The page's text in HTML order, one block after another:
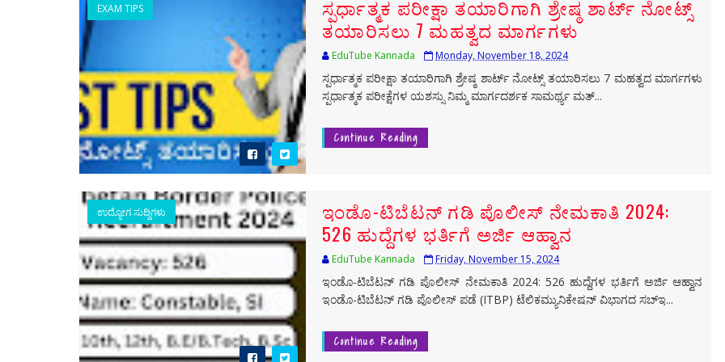
EXAM TIPS
ಸ್ಪರ್ಧಾತ್ಮಕ ಪರೀಕ್ಷಾ ತಯಾರಿಗಾಗಿ ಶ್ರೇಷ್ಠ ಶಾರ್ಟ್ ನೋಟ್ಸ್
ತಯಾರಿಸಲು 7 ಮಹತ್ವದ ಮಾರ್ಗಗಳು
EduTube Kannada Monday, November 18, 2024
ಸ್ಪರ್ಧಾತ್ಮಕ ಪರೀಕ್ಷಾ ತಯಾರಿಗಾಗಿ ಶ್ರೇಷ್ಠ ಶಾರ್ಟ್ ನೋಟ್ಸ್ ತಯಾರಿಸಲು 7 ಮಹತ್ವದ ಮಾರ್ಗಗಳು
ಸ್ಪರ್ಧಾತ್ಮಕ ಪರೀಕ್ಷೆಗಳ ಯಶಸ್ಸು ನಿಮ್ಮ ಮಾರ್ಗದರ್ಶಕ ಸಾಮರ್ಥ್ಯ ಮತ್...
Continue Reading
ಉದ್ಯೋಗ ಸುದ್ದಿಗಳು
ಇಂಡೊ-ಟಿಬೆಟನ್ ಗಡಿ ಪೊಲೀಸ್ ನೇಮಕಾತಿ 2024:
526 ಹುದ್ದೆಗಳ ಭರ್ತಿಗೆ ಅರ್ಜಿ ಆಹ್ವಾನ
EduTube Kannada Friday, November 15, 2024
ಇಂಡೊ-ಟಿಬೆಟನ್ ಗಡಿ ಪೊಲೀಸ್ ನೇಮಕಾತಿ 2024: 526 ಹುದ್ದೆಗಳ ಭರ್ತಿಗೆ ಅರ್ಜಿ ಆಹ್ವಾನ
ಇಂಡೊ-ಟಿಬೆಟನ್ ಗಡಿ ಪೊಲೀಸ್‌ ಪಡೆ (ITBP) ಟೆಲಿಕಮ್ಯುನಿಕೇಷನ್ ವಿಭಾಗದ ಸಬ್‌ಇ...
Continue Reading